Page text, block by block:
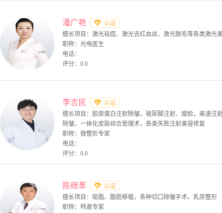
潘广艳
擅长项目：激光祛痘、激光去红血丝、激光脱毛等各类激光
职称：光电医生
电话：
评分：0.0
李吉民
擅长项目：胶原蛋白注射除皱，玻尿酸注射、瘦脸，美速注
除皱，一体化皮肤综合管理术，各类失败注射美容修复
职称：微整形专家
电话：
评分：0.0
陈继革
擅长项目：吸脂、脂肪移植，各种切口除皱手术、乳房整形
职称：特邀专家